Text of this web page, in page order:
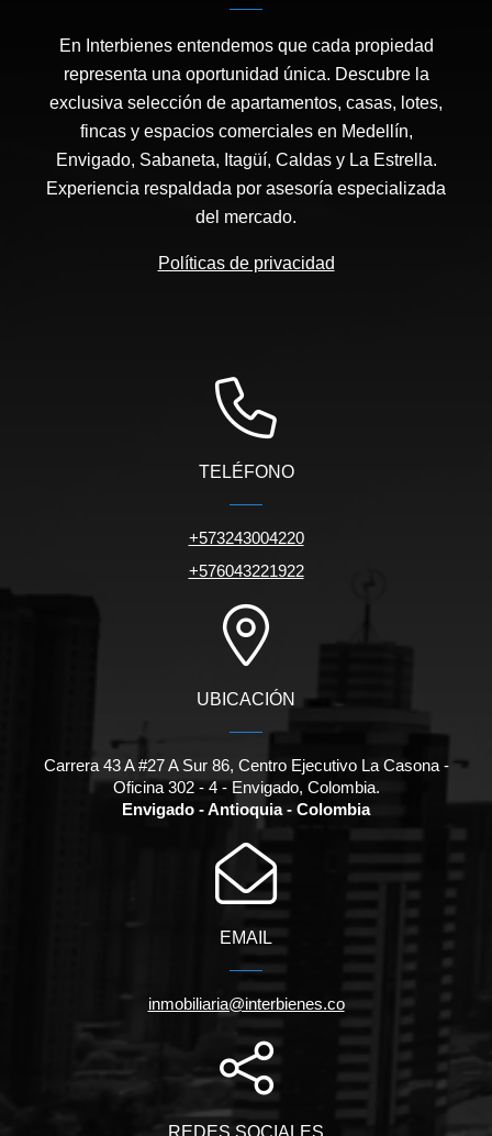
En Interbienes entendemos que cada propiedad
representa una oportunidad única. Descubre la
exclusiva selección de apartamentos, casas, lotes,
fincas y espacios comerciales en Medellín,
Envigado, Sabaneta, Itagüí, Caldas y La Estrella.
Experiencia respaldada por asesoría especializada
del mercado.
Políticas de privacidad
TELÉFONO
+573243004220
+576043221922
UBICACIÓN
Carrera 43 A #27 A Sur 86, Centro Ejecutivo La Casona -
Oficina 302 - 4 - Envigado, Colombia.
Envigado - Antioquia - Colombia
EMAIL
inmobiliaria@interbienes.co
REDES SOCIALES